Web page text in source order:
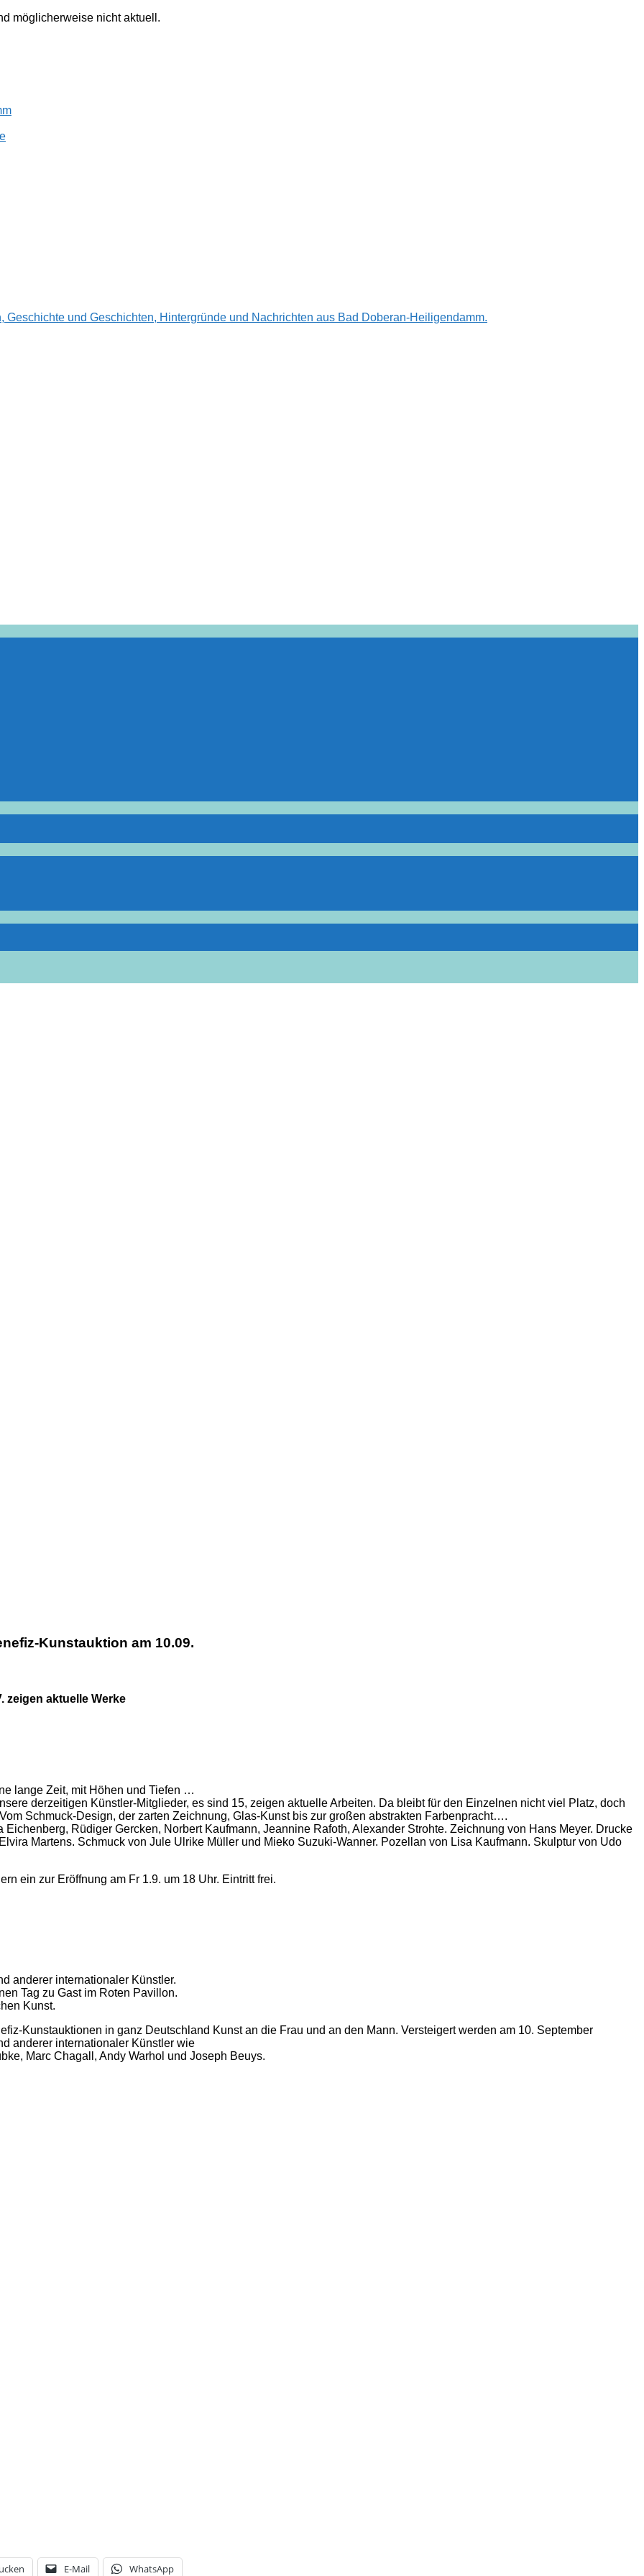
möglicherweise nicht aktuell.
Geschichte und Geschichten, Hintergründe und Nachrichten aus Bad Doberan-Heiligendamm.
Kunstauktion am 10.09.
zeigen aktuelle Werke
lange Zeit, mit Höhen und Tiefen …
derzeitigen Künstler-Mitglieder, es sind 15, zeigen aktuelle Arbeiten. Da bleibt für den Einzelnen nicht viel Platz, doch
Schmuck-Design, der zarten Zeichnung, Glas-Kunst bis zur großen abstrakten Farbenpracht….
Rüdiger Gercken, Norbert Kaufmann, Jeannine Rafoth, Alexander Strohte. Zeichnung von Hans Meyer. Drucke
Martens. Schmuck von Jule Ulrike Müller und Mieko Suzuki-Wanner. Pozellan von Lisa Kaufmann. Skulptur von Udo
ein zur Eröffnung am Fr 1.9. um 18 Uhr. Eintritt frei.
anderer internationaler Künstler.
Tag zu Gast im Roten Pavillon.
Kunst.
Kunstauktionen in ganz Deutschland Kunst an die Frau und an den Mann. Versteigert werden am 10. September
anderer internationaler Künstler wie
Marc Chagall, Andy Warhol und Joseph Beuys.
E-Mail WhatsApp